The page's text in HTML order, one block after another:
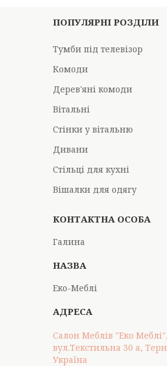
ПОПУЛЯРНІ РОЗДІЛИ
Тумби під телевізор
Комоди
Дерев'яні комоди
Вітальні
Стінки у вітальню
Дивани
Стільці для кухні
Вішалки для одягу
Галина
Еко-Меблі
Салон Меблів "Еко Меблі",
вул.Текстильна 30 а,
Україна